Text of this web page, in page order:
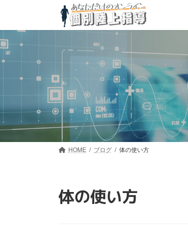
テ
ン
ツ
へ
プ
ゲ
ー
シ
ョ
動
HOME ブログ 体の使い方
体の使い方